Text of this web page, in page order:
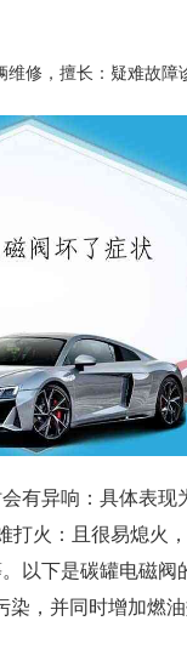
有异响：具体表现
火：且很易熄火
以下是碳罐电磁
，并同时增加燃